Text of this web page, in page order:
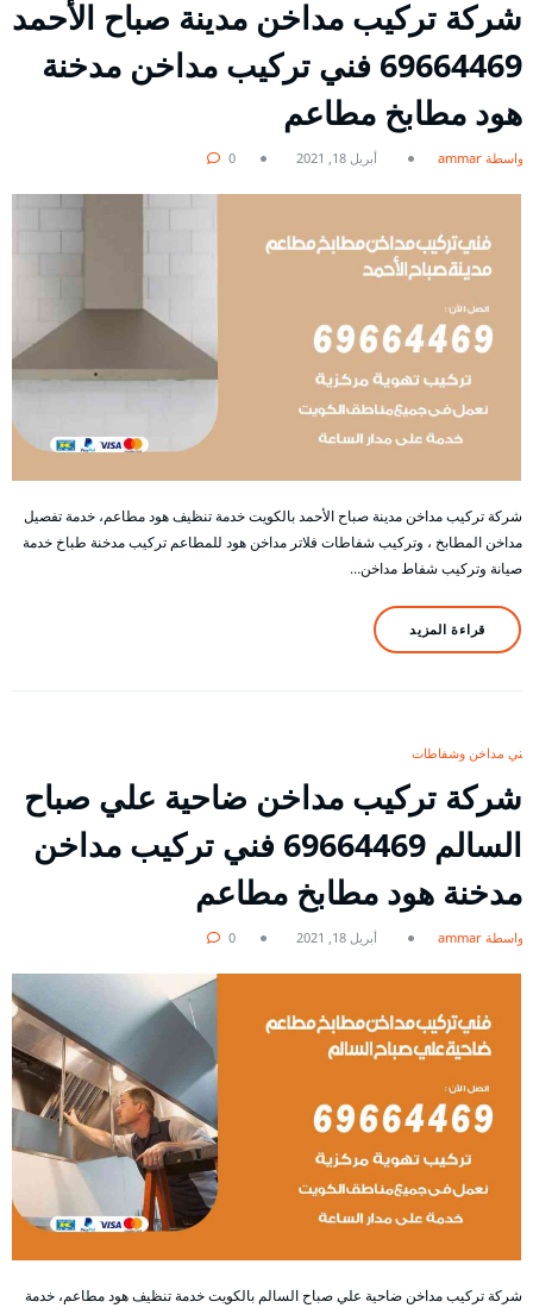
شركة تركيب مداخن مدينة صباح الأحمد
69664469 فني تركيب مداخن مدخنة
هود مطابخ مطاعم
بواسطة ammar أبريل 18, 2021 0
شركة تركيب مداخن مدينة صباح الأحمد بالكويت خدمة تنظيف هود مطاعم، خدمة تفصيل
مداخن المطابخ ، وتركيب شفاطات فلاتر مداخن هود للمطاعم تركيب مدخنة طباخ خدمة
صيانة وتركيب شفاط مداخن…
قراءة المزيد
فني مداخن وشفاطات
شركة تركيب مداخن ضاحية علي صباح
السالم 69664469 فني تركيب مداخن
مدخنة هود مطابخ مطاعم
بواسطة ammar أبريل 18, 2021 0
شركة تركيب مداخن ضاحية علي صباح السالم بالكويت خدمة تنظيف هود مطاعم، خدمة